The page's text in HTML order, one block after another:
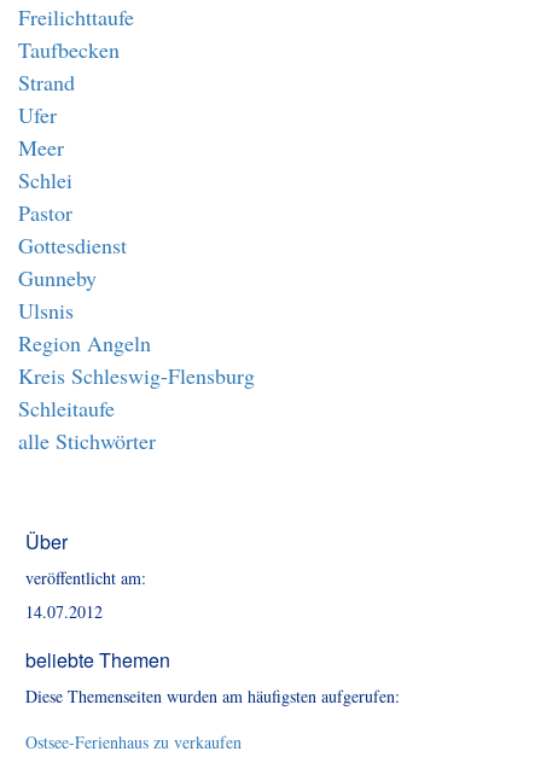
Freilichttaufe
Taufbecken
Strand
Ufer
Meer
Schlei
Pastor
Gottesdienst
Gunneby
Ulsnis
Region Angeln
Kreis Schleswig-Flensburg
Schleitaufe
alle Stichwörter
Über
veröffentlicht am:
14.07.2012
beliebte Themen
Diese Themenseiten wurden am häufigsten aufgerufen:
Ostsee-Ferienhaus zu verkaufen